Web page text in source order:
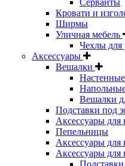
Серванты
Кровати и
Ширмы
Уличная мебель
Чехлы для
Аксессуары
Вешалки
Вешалки
Подставки под
Аксессуары для
Пепельницы
Аксессуары для
Аксессуары для